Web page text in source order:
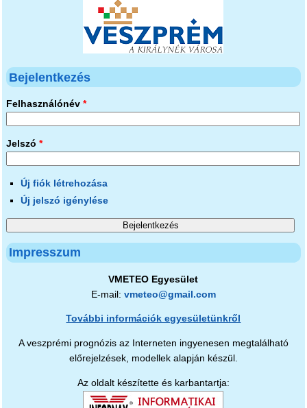
Bejelentkezés
Felhasználónév *
Jelszó *
Új fiók létrehozása
Új jelszó igénylése
Impresszum
VMETEO Egyesület
E-mail: vmeteo@gmail.com
További információk egyesületünkről
A veszprémi prognózis az Interneten ingyenesen megtalálható
előrejelzések, modellek alapján készül.
Az oldalt készítette és karbantartja: